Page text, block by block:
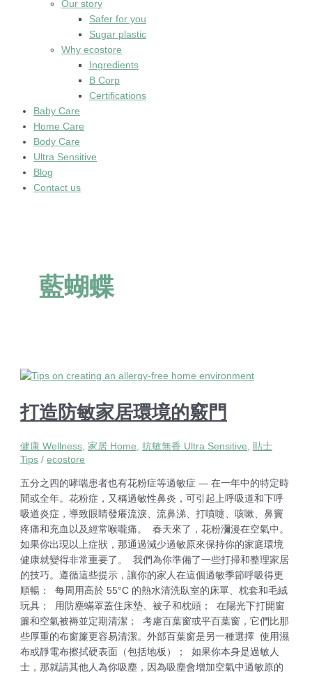
Our story
Safer for you
Sugar plastic
Why ecostore
Ingredients
B Corp
Certifications
Baby Care
Home Care
Body Care
Ultra Sensitive
Blog
Contact us
藍蝴蝶
打造防敏家居環境的竅門
健康 Wellness,家居 Home,抗敏無香 Ultra Sensitive, 貼士
Tips /ecostore
五分之四的哮喘患者也有花粉症等過敏症 — 在一年中的特定時
間或全年。花粉症，又稱過敏性鼻炎，可引起上呼吸道和下呼
吸道炎症，導致眼睛發癢流淚、流鼻涕、打噴嚏、咳嗽、鼻竇
疼痛和充血以及經常喉嚨痛。 春天來了，花粉瀰漫在空氣中。
如果你出現以上症狀，那通過減少過敏原來保持你的家庭環境
健康就變得非常重要了。 我們為你準備了一些打掃和整理家居
的技巧。遵循這些提示，讓你的家人在這個過敏季節呼吸得更
順暢： 每周用高於 55°C 的熱水清洗臥室的床單、枕套和毛絨
玩具； 用防塵蟎罩蓋住床墊、被子和枕頭； 在陽光下打開窗
簾和空氣被褥並定期清潔； 考慮百葉窗或平百葉窗，它們比那
些厚重的布窗簾更容易清潔。外部百葉窗是另一種選擇 使用濕
布或靜電布擦拭硬表面（包括地板）； 如果你本身是過敏人
士，那就請其他人為你吸塵，因為吸塵會增加空氣中過敏原的